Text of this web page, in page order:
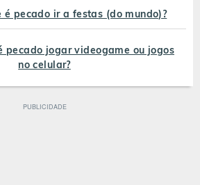
pecado ir a festas (do mundo)?
pecado jogar videogame ou jogos
no celular?